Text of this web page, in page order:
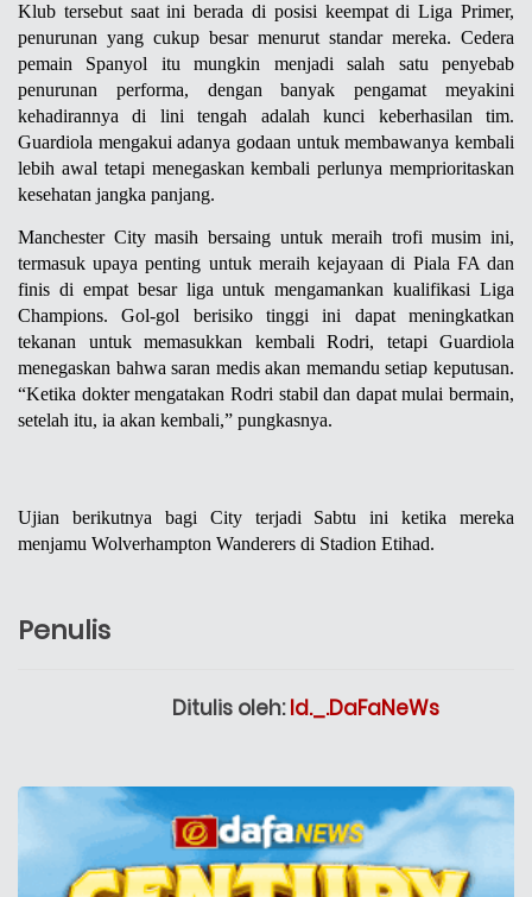
Klub tersebut saat ini berada di posisi keempat di Liga Primer,
penurunan yang cukup besar menurut standar mereka. Cedera
pemain Spanyol itu mungkin menjadi salah satu penyebab
penurunan performa, dengan banyak pengamat meyakini
kehadirannya di lini tengah adalah kunci keberhasilan tim.
Guardiola mengakui adanya godaan untuk membawanya kembali
lebih awal tetapi menegaskan kembali perlunya memprioritaskan
kesehatan jangka panjang.
Manchester City masih bersaing untuk meraih trofi musim ini,
termasuk upaya penting untuk meraih kejayaan di Piala FA dan
finis di empat besar liga untuk mengamankan kualifikasi Liga
Champions. Gol-gol berisiko tinggi ini dapat meningkatkan
tekanan untuk memasukkan kembali Rodri, tetapi Guardiola
menegaskan bahwa saran medis akan memandu setiap keputusan.
“Ketika dokter mengatakan Rodri stabil dan dapat mulai bermain,
setelah itu, ia akan kembali,” pungkasnya.
Ujian berikutnya bagi City terjadi Sabtu ini ketika mereka
menjamu Wolverhampton Wanderers di Stadion Etihad.
Penulis
Ditulis oleh:Id._.DaFaNeWs